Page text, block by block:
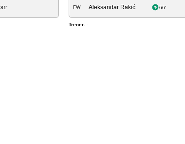
81' FW Aleksandar Rakić 66'
Trener: -